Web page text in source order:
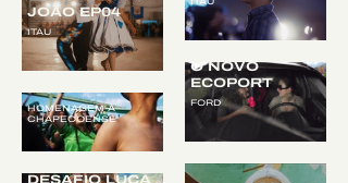
JOÃO EP04
ITAU
NA ILHA DE
O NOVO
ECOPORT
FORD
MOVIMENTO
HOMENAGEM À
CHAPECOENSE
DESAFIO LUCA